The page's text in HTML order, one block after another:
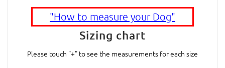
"How to measure your Dog"
Sizing chart
Please touch "+" to see the measurements for each size